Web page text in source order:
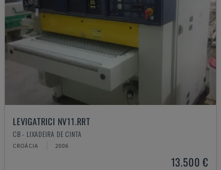
LEVIGATRICI NV11.RRT
CB - LIXADEIRA DE CINTA
CROÁCIA 2006
13.500 €